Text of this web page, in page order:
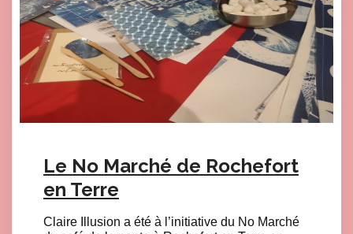
Le No Marché de Rochefort
en Terre
Claire Illusion a été à l’initiative du No Marché